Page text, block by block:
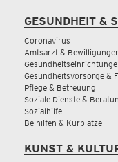
GESUNDHEIT &
Coronavirus
Amtsarzt &
Gesundheitsvorsorge &
Pflege & Betreuung
Soziale Dienste &
Sozialhilfe
Beihilfen & Kurplätze
KUNST &